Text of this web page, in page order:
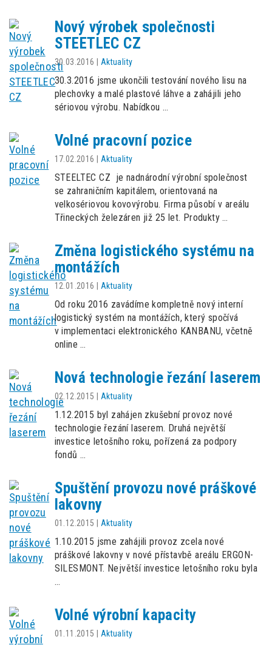
Nový výrobek společnosti
STEETLEC CZ
30.03.2016 Aktuality
30.3.2016 jsme ukončili testování nového lisu na
plechovky a malé plastové láhve a zahájili jeho
sériovou výrobu. Nabídkou …
Volné pracovní pozice
17.02.2016 Aktuality
STEELTEC CZ je nadnárodní výrobní společnost
se zahraničním kapitálem, orientovaná na
velkosériovou kovovýrobu. Firma působí v areálu
Třineckých železáren již 25 let. Produkty …
Změna logistického systému na
montážích
12.01.2016 Aktuality
Od roku 2016 zavádíme kompletně nový interní
logistický systém na montážích, který spočívá
v implementaci elektronického KANBANU, včetně
online …
Nová technologie řezání laserem
02.12.2015 Aktuality
1.12.2015 byl zahájen zkušební provoz nové
technologie řezání laserem. Druhá největší
investice letošního roku, pořízená za podpory
fondů …
Spuštění provozu nové práškové
lakovny
01.12.2015 Aktuality
1.10.2015 jsme zahájili provoz zcela nové
práškové lakovny v nové přístavbě areálu ERGON-
SILESMONT. Největší investice letošního roku byla
…
Volné výrobní kapacity
01.11.2015 Aktuality